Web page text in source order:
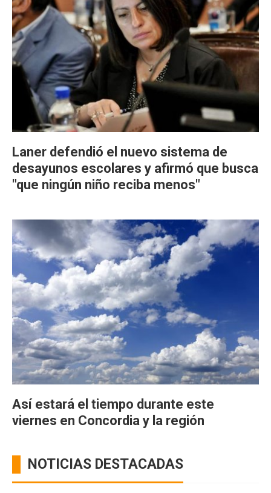
Laner defendió el nuevo sistema de
desayunos escolares y afirmó que busca
"que ningún niño reciba menos"
Así estará el tiempo durante este
viernes en Concordia y la región
NOTICIAS DESTACADAS